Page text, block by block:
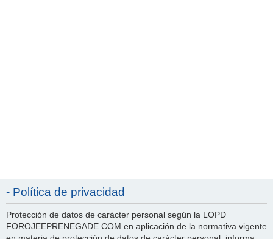
- Política de privacidad
Protección de datos de carácter personal según la LOPD
FOROJEEPRENEGADE.COM en aplicación de la normativa vigente